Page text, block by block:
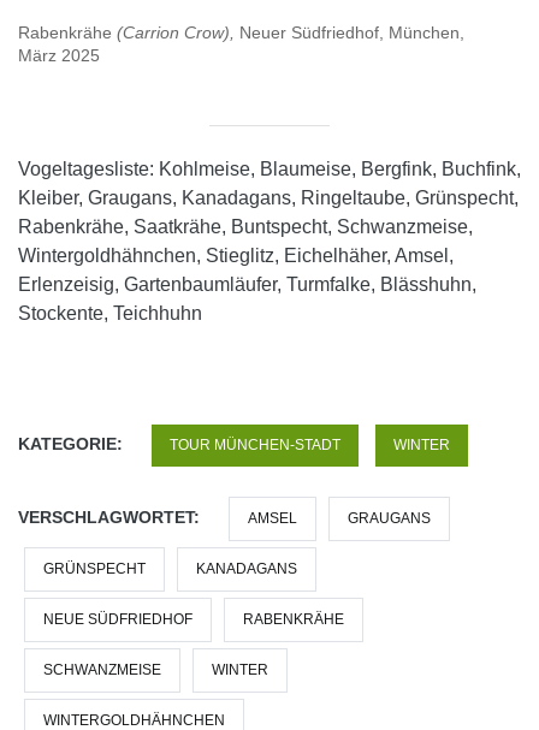
Rabenkrähe (Carrion Crow), Neuer Südfriedhof, München,
März 2025
Vogeltagesliste: Kohlmeise, Blaumeise, Bergfink, Buchfink,
Kleiber, Graugans, Kanadagans, Ringeltaube, Grünspecht,
Rabenkrähe, Saatkrähe, Buntspecht, Schwanzmeise,
Wintergoldhähnchen, Stieglitz, Eichelhäher, Amsel,
Erlenzeisig, Gartenbaumläufer, Turmfalke, Blässhuhn,
Stockente, Teichhuhn
KATEGORIE: TOUR MÜNCHEN-STADT WINTER
VERSCHLAGWORTET: AMSEL GRAUGANS
GRÜNSPECHT KANADAGANS
NEUE SÜDFRIEDHOF RABENKRÄHE
SCHWANZMEISE WINTER
WINTERGOLDHÄHNCHEN